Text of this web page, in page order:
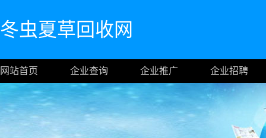
冬虫夏草回收网
网站首页 企业查询 企业推广 企业招聘